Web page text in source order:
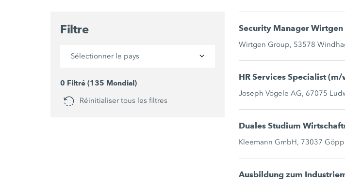
Filtre
Sélectionner le pays
0 Filtré (135 Mondial)
Réinitialiser tous les filtres
Security Manager
Wirtgen Group, 53578
HR Services Specialist
Joseph Vögele AG, 67075
Duales Studium
Kleemann GmbH, 73037
Ausbildung zum